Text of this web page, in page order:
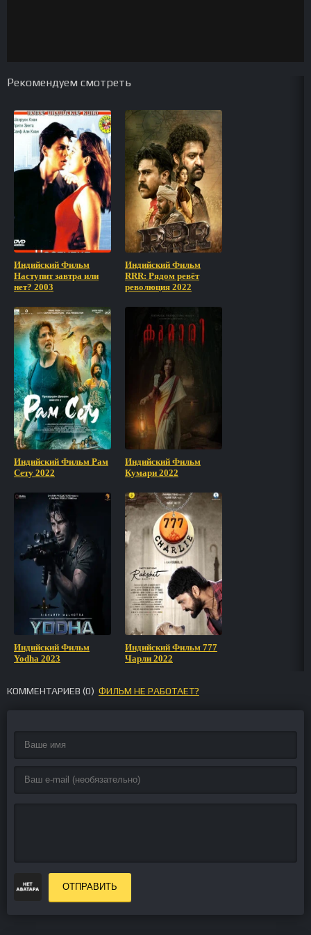
Рекомендуем смотреть
Индийский Фильм
Наступит завтра или
нет? 2003
Индийский Фильм
RRR: Рядом ревёт
революция 2022
Индийский Фильм Рам
Сету 2022
Индийский Фильм
Кумари 2022
Индийский Фильм
Yodha 2023
Индийский Фильм 777
Чарли 2022
КОММЕНТАРИЕВ (0) ФИЛЬМ НЕ РАБОТАЕТ?
ОТПРАВИТЬ